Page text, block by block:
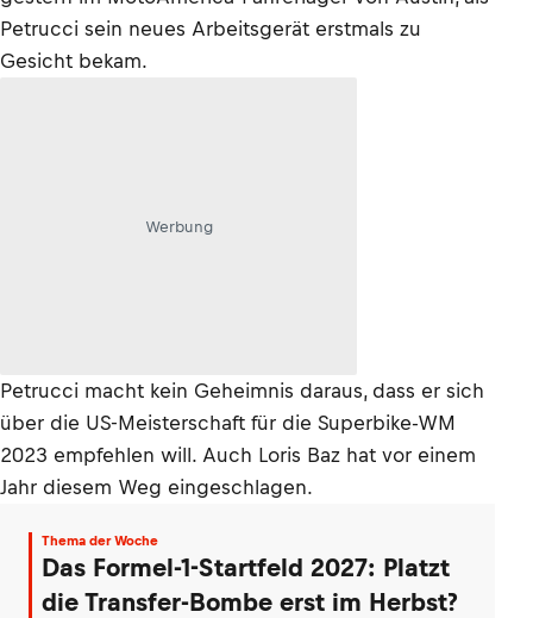
Petrucci sein neues Arbeitsgerät erstmals zu
Gesicht bekam.
Werbung
Petrucci macht kein Geheimnis daraus, dass er sich
über die US-Meisterschaft für die Superbike-WM
2023 empfehlen will. Auch Loris Baz hat vor einem
Jahr diesem Weg eingeschlagen.
Thema der Woche
Das Formel-1-Startfeld 2027: Platzt
die Transfer-Bombe erst im Herbst?